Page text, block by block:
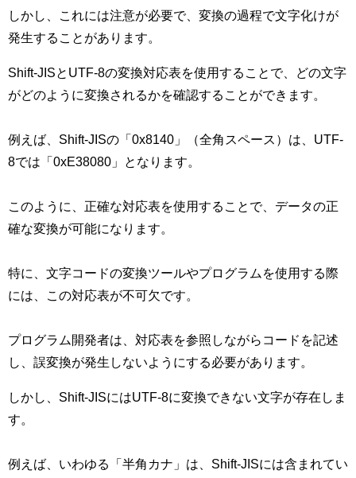
しかし、これには注意が必要で、変換の過程で文字化けが
発生することがあります。
Shift-JISとUTF-8の変換対応表を使用することで、どの文字
がどのように変換されるかを確認することができます。
例えば、Shift-JISの「0x8140」（全角スペース）は、UTF-
8では「0xE38080」となります。
このように、正確な対応表を使用することで、データの正
確な変換が可能になります。
特に、文字コードの変換ツールやプログラムを使用する際
には、この対応表が不可欠です。
プログラム開発者は、対応表を参照しながらコードを記述
し、誤変換が発生しないようにする必要があります。
しかし、Shift-JISにはUTF-8に変換できない文字が存在しま
す。
例えば、いわゆる「半角カナ」は、Shift-JISには含まれてい